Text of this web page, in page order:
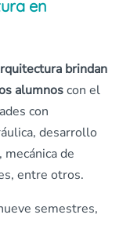
en
brindan
alumnoscon el
con
desarrollo
de
entre otros.
semestres,